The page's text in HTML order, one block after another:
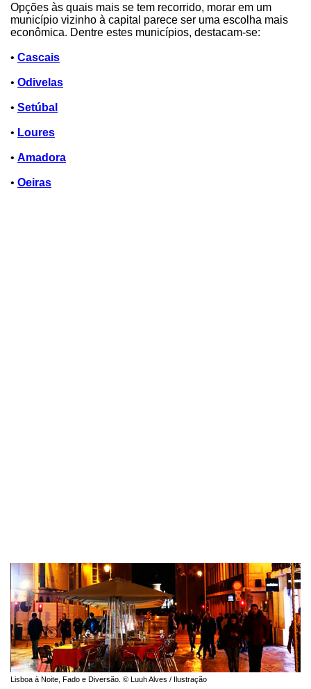
Opções às quais mais se tem recorrido, morar em um
município vizinho à capital parece ser uma escolha mais
econômica. Dentre estes municípios, destacam-se:
• Cascais
• Odivelas
• Setúbal
• Loures
• Amadora
• Oeiras
Lisboa à Noite, Fado e Diversão. © Luuh Alves / Ilustração